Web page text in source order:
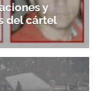
y
del cártel